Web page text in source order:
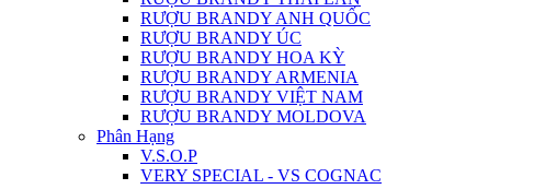
RƯỢU BRANDY ANH QUỐC
RƯỢU BRANDY ÚC
RƯỢU BRANDY HOA KỲ
RƯỢU BRANDY ARMENIA
RƯỢU BRANDY VIỆT NAM
RƯỢU BRANDY MOLDOVA
Phân Hạng
V.S.O.P
VERY SPECIAL - VS COGNAC